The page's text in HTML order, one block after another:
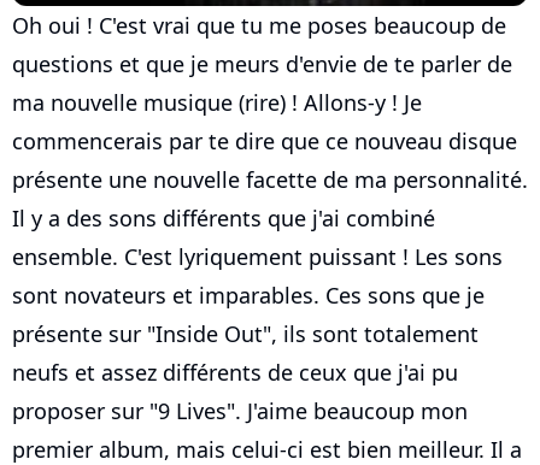
Oh oui ! C'est vrai que tu me poses beaucoup de
questions et que je meurs d'envie de te parler de
ma nouvelle musique (rire) ! Allons-y ! Je
commencerais par te dire que ce nouveau disque
présente une nouvelle facette de ma personnalité.
Il y a des sons différents que j'ai combiné
ensemble. C'est lyriquement puissant ! Les sons
sont novateurs et imparables. Ces sons que je
présente sur "Inside Out", ils sont totalement
neufs et assez différents de ceux que j'ai pu
proposer sur "9 Lives". J'aime beaucoup mon
premier album, mais celui-ci est bien meilleur. Il a